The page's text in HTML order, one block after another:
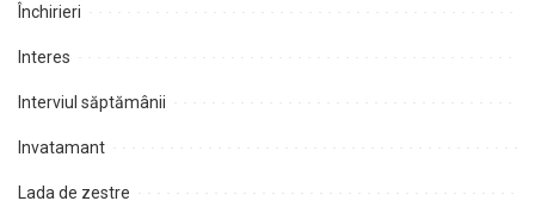
Închirieri
Interes
Interviul săptămânii
Invatamant
Lada de zestre